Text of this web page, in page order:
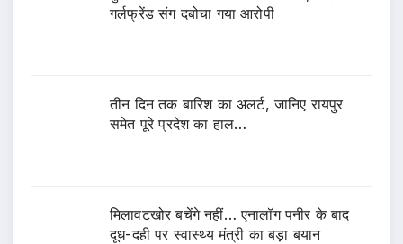
गर्लफ्रेंड संग दबोचा गया आरोपी
तीन दिन तक बारिश का अलर्ट, जानिए रायपुर
समेत पूरे प्रदेश का हाल…
मिलावटखोर बचेंगे नहीं… एनालॉग पनीर के बाद
दूध-दही पर स्वास्थ्य मंत्री का बड़ा बयान